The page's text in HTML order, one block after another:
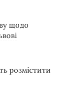
щодо
розмістити